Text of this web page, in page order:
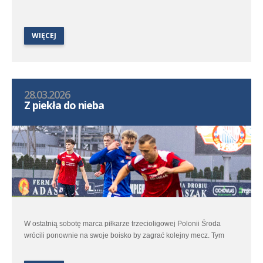
WIĘCEJ
28.03.2026
Z piekła do nieba
W ostatnią sobotę marca piłkarze trzecioligowej Polonii Środa
wrócili ponownie na swoje boisko by zagrać kolejny mecz. Tym
starciu obu ekip był remis 1:1 ale samo spotkanie dostarczyło